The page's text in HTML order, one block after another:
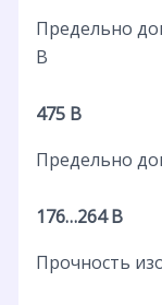
Предельно
В
475 В
Предельно
176…264 В
Прочность